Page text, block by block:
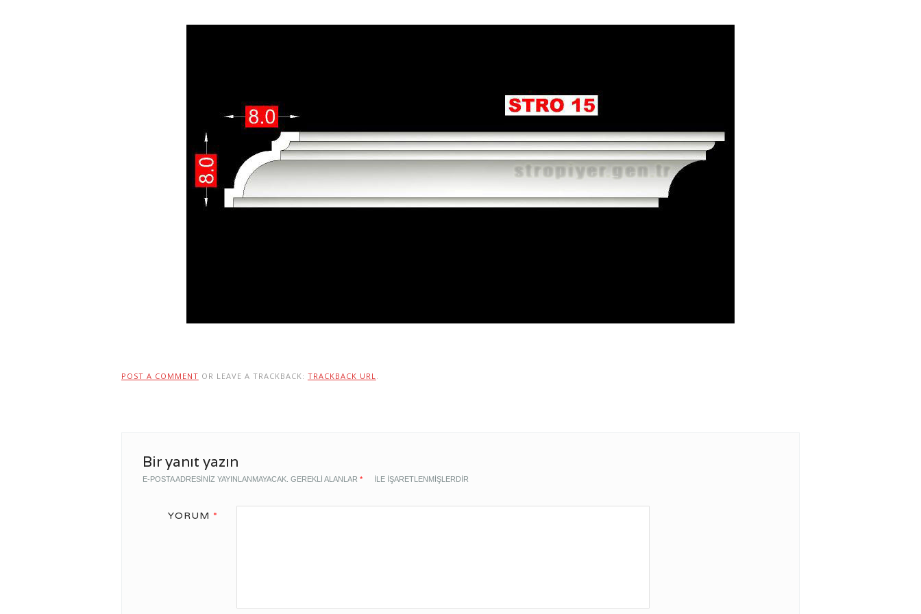
POST A COMMENT OR LEAVE A TRACKBACK: TRACKBACK URL.
Bir yanıt yazın
E-POSTA ADRESINIZ YAYINLANMAYACAK. GEREKLI ALANLAR * ILE IŞARETLENMIŞLERDIR
YORUM *